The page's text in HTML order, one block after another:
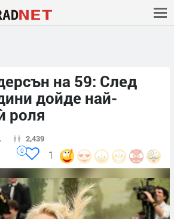
на 59: След
дойде най-
роля
2,439
1
0